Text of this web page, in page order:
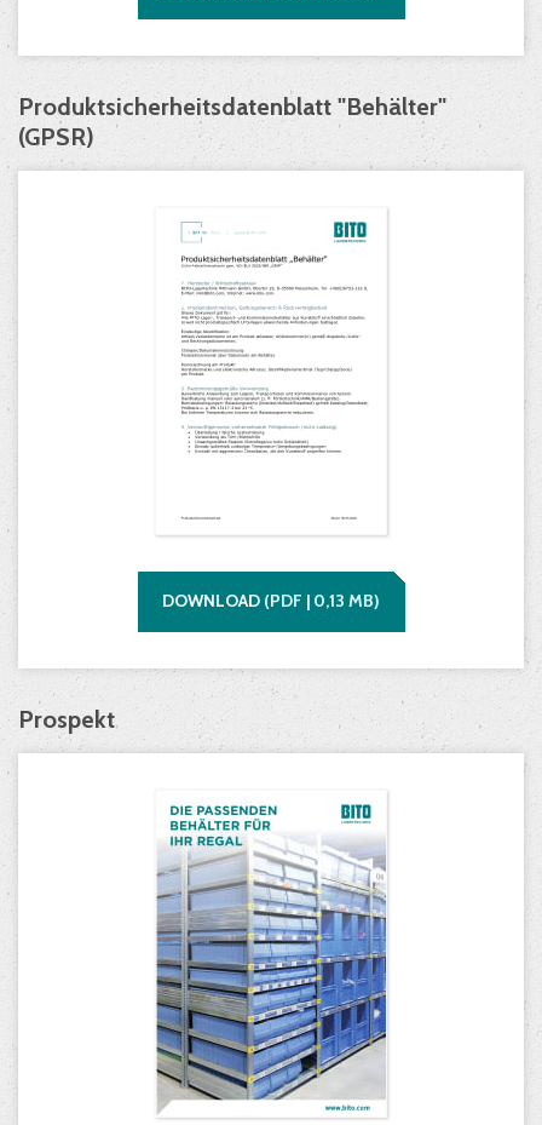
Produktsicherheitsdatenblatt "Behälter"
(GPSR)
DOWNLOAD (PDF | 0,13 MB)
Prospekt